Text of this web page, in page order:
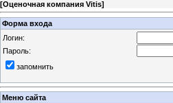
[Оценочная компания Vitis]
Форма входа
Логин:
Пароль:
запомнить
Меню сайта